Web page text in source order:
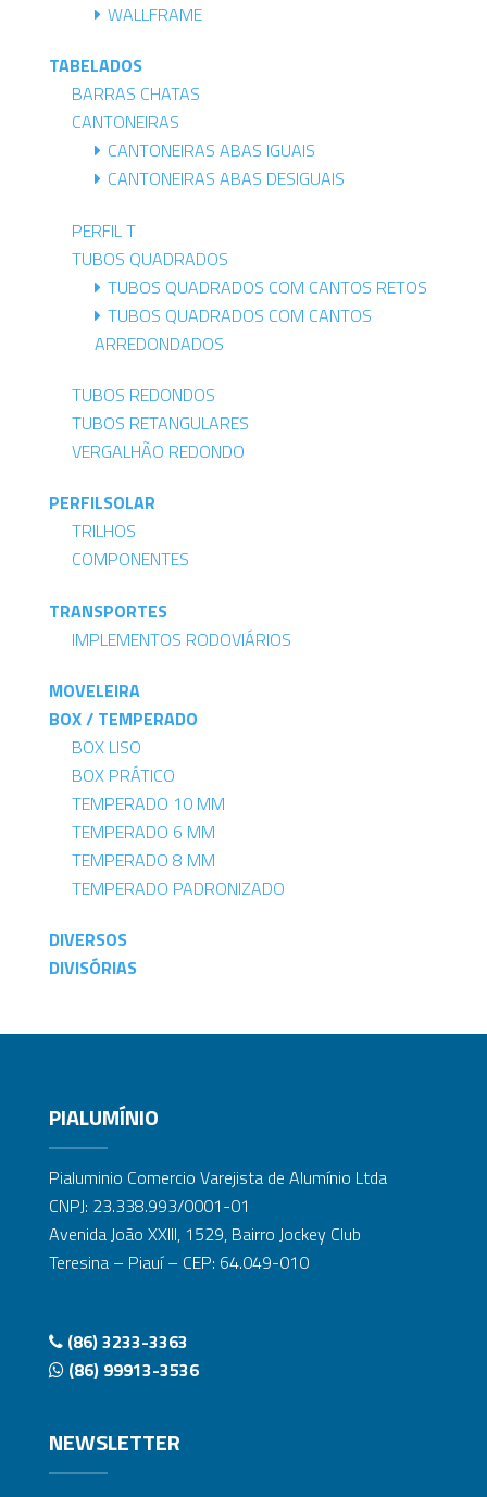
WALLFRAME
TABELADOS
BARRAS CHATAS
CANTONEIRAS
CANTONEIRAS ABAS IGUAIS
CANTONEIRAS ABAS DESIGUAIS
PERFIL T
TUBOS QUADRADOS
TUBOS QUADRADOS COM CANTOS RETOS
TUBOS QUADRADOS COM CANTOS
ARREDONDADOS
TUBOS REDONDOS
TUBOS RETANGULARES
VERGALHÃO REDONDO
PERFILSOLAR
TRILHOS
COMPONENTES
TRANSPORTES
IMPLEMENTOS RODOVIÁRIOS
MOVELEIRA
BOX / TEMPERADO
BOX LISO
BOX PRÁTICO
TEMPERADO 10 MM
TEMPERADO 6 MM
TEMPERADO 8 MM
TEMPERADO PADRONIZADO
DIVERSOS
DIVISÓRIAS
PIALUMÍNIO
Pialuminio Comercio Varejista de Alumínio Ltda
CNPJ: 23.338.993/0001-01
Avenida João XXIII, 1529, Bairro Jockey Club
Teresina – Piauí – CEP: 64.049-010
(86) 3233-3363
(86) 99913-3536
NEWSLETTER